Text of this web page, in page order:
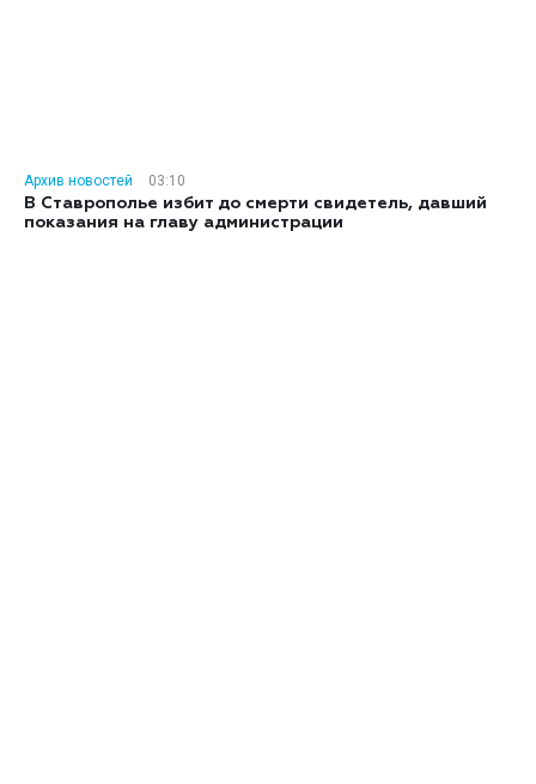
Архив новостей
03:10
В Ставрополье избит до смерти свидетель, давший
показания на главу администрации